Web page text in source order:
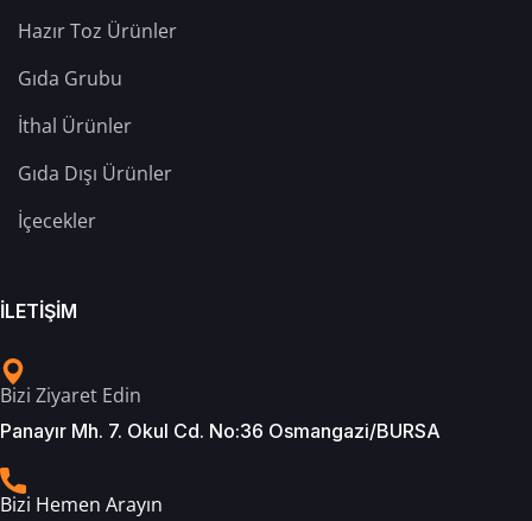
Hazır Toz Ürünler
Gıda Grubu
İthal Ürünler
Gıda Dışı Ürünler
İçecekler
İLETİŞİM
Bizi Ziyaret Edin
Panayır Mh. 7. Okul Cd. No:36 Osmangazi/BURSA
Bizi Hemen Arayın